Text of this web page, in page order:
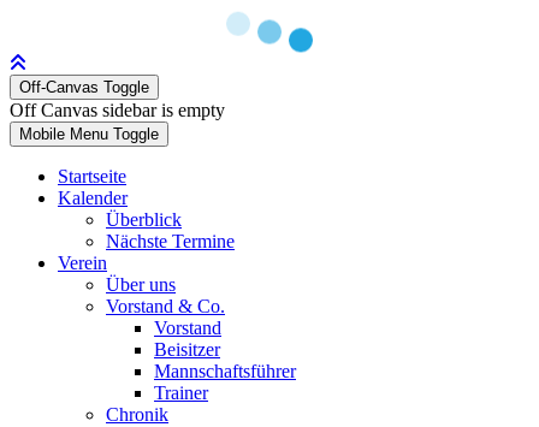
Off-Canvas Toggle
Off Canvas sidebar is empty
Mobile Menu Toggle
Startseite
Kalender
Überblick
Nächste Termine
Verein
Über uns
Vorstand & Co.
Vorstand
Beisitzer
Mannschaftsführer
Trainer
Chronik